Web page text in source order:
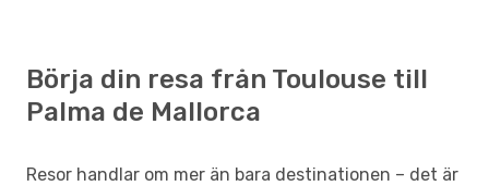
Börja din resa från Toulouse till
Palma de Mallorca
Resor handlar om mer än bara destinationen – det är